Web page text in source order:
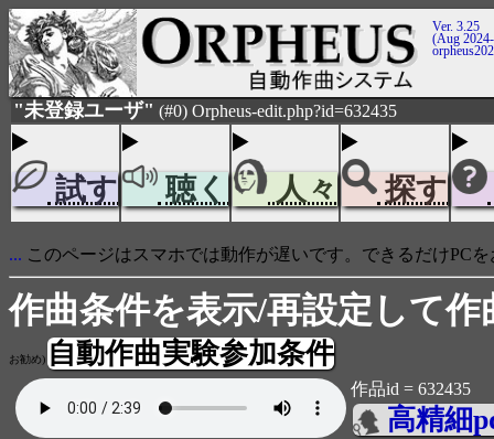
Ver. 3.25
(Aug
"未登録ユーザ" (#0) Orpheus-edit.php?id=632435
試す 聴く 人々 探す
... このページはスマホでは動作が遅いです。できるだけPC
作曲条件を表示/再設定して作
お勧め)自動作曲実験参加条件
作品id = 632435
高精細